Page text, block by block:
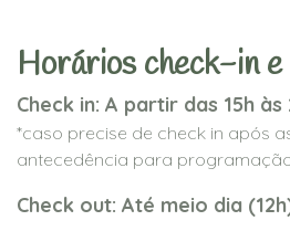
Horários check-in
Check in: A partir das 15h às
*caso precise de check in após
antecedência para
Check out: Até meio dia